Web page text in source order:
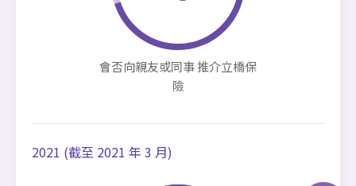
會否向親友或同事 推介立橋保
險
2021 (截至 2021 年 3 月)